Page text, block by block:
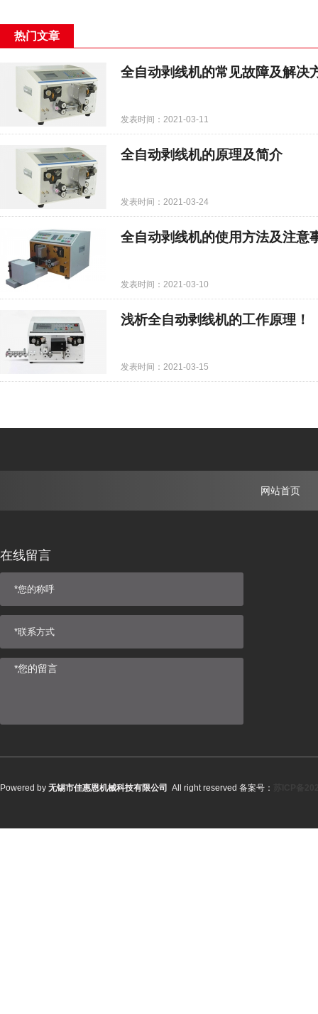
热门文章
全自动剥线机的常见故障及解决
发表时间：2021-03-11
全自动剥线机的原理及简介
发表时间：2021-03-24
全自动剥线机的使用方法及注意
发表时间：2021-03-10
浅析全自动剥线机的工作原理！
发表时间：2021-03-15
网站首页
在线留言
Powered by 无锡市佳惠恩机械科技有限公司 All right reserved 备案号：